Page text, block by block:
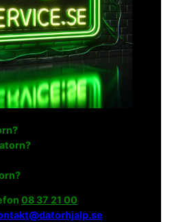
08 37 21 00